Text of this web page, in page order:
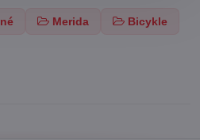
Merida Bicykle